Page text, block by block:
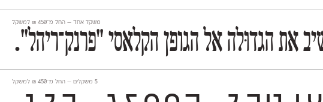
משקל אחד — החל מ־450
₪ למשקל
את הגדוּלה אל הגופן הקלאסי ״פרנק־ריהל״.
‫5 משקלים — החל מ־ 450
₪ למשקל